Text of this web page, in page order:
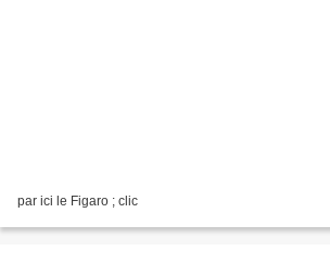
par ici le Figaro ; clic